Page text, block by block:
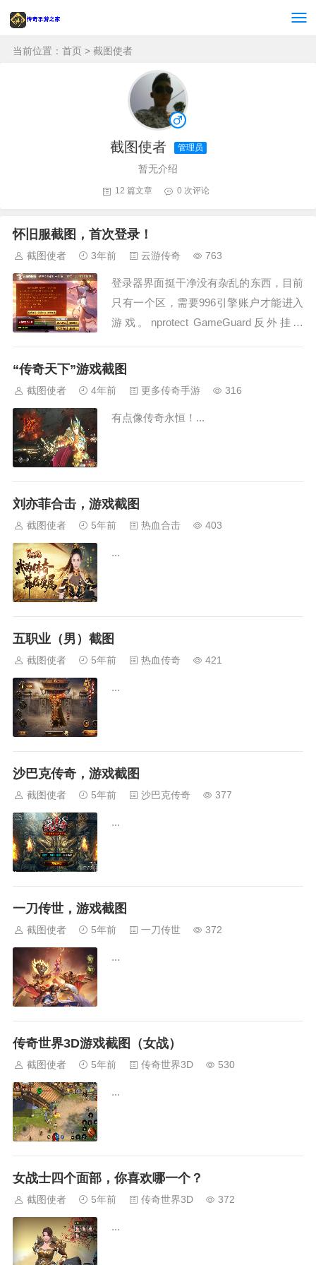
当前位置： 首页 > 截图使者
截图使者 管理员
暂无介绍
12 篇文章 0 次评论
怀旧服截图，首次登录！
截图使者 3年前 云游传奇 763
登录器界面挺干净没有杂乱的东西，目前
只有一个区，需要996引擎账户才能进入
游戏。nprotect GameGuard反外挂引
啊，不知效果如何了。新手村只有一个N
“传奇天下”游戏截图
截图使者 4年前 更多传奇手游 316
有点像传奇永恒！...
刘亦菲合击，游戏截图
截图使者 5年前 热血合击 403
...
五职业（男）截图
截图使者 5年前 热血传奇 421
...
沙巴克传奇，游戏截图
截图使者 5年前 沙巴克传奇 377
...
一刀传世，游戏截图
截图使者 5年前 一刀传世 372
...
传奇世界3D游戏截图（女战）
截图使者 5年前 传奇世界3D 530
...
女战士四个面部，你喜欢哪一个？
截图使者 5年前 传奇世界3D 372
...